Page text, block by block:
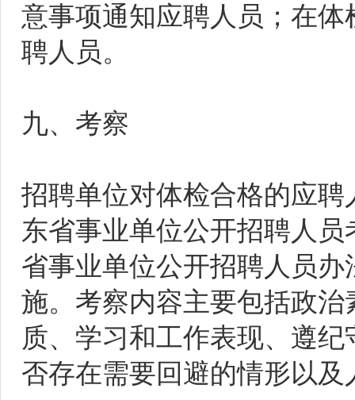
意事项通知应聘人员；在
聘人员。
九、考察
招聘单位对体检合格的应
东省事业单位公开招聘人
省事业单位公开招聘人员
施。考察内容主要包括政
质、学习和工作表现、遵
否存在需要回避的情形以